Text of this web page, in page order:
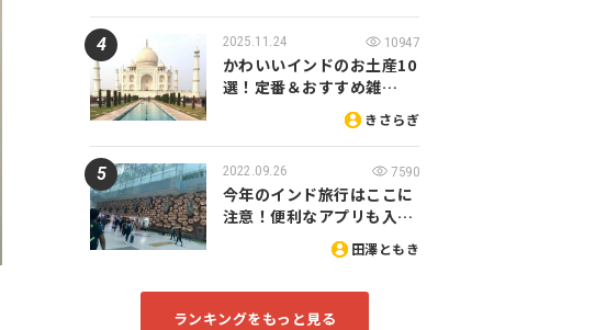
2025.11.24 10947
かわいいインドのお土産10
選！定番＆おすすめ雑…
きさらぎ
2022.09.26 7590
今年のインド旅行はここに
注意！便利なアプリも入…
田澤ともき
ランキングをもっと見る